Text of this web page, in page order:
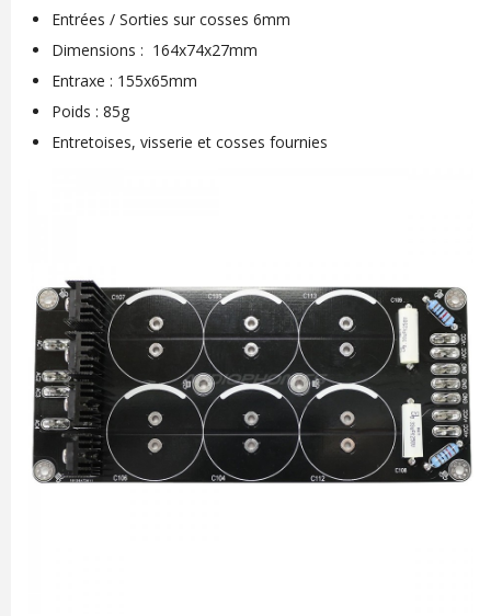
Entrées / Sorties sur cosses 6mm
Dimensions : 164x74x27mm
Entraxe : 155x65mm
Poids : 85g
Entretoises, visserie et cosses fournies